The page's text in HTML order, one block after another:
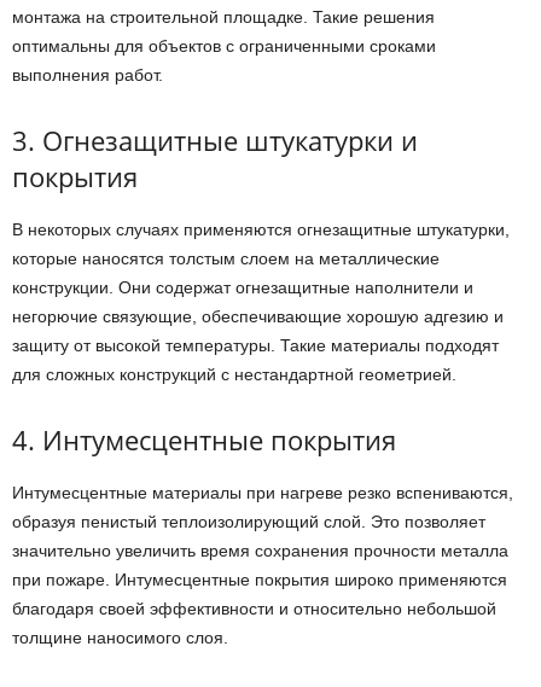
монтажа на строительной площадке. Такие решения
оптимальны для объектов с ограниченными сроками
выполнения работ.
3. Огнезащитные штукатурки и
покрытия
В некоторых случаях применяются огнезащитные штукатурки,
которые наносятся толстым слоем на металлические
конструкции. Они содержат огнезащитные наполнители и
негорючие связующие, обеспечивающие хорошую адгезию и
защиту от высокой температуры. Такие материалы подходят
для сложных конструкций с нестандартной геометрией.
4. Интумесцентные покрытия
Интумесцентные материалы при нагреве резко вспениваются,
образуя пенистый теплоизолирующий слой. Это позволяет
значительно увеличить время сохранения прочности металла
при пожаре. Интумесцентные покрытия широко применяются
благодаря своей эффективности и относительно небольшой
толщине наносимого слоя.